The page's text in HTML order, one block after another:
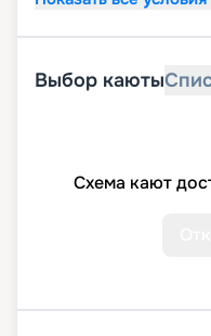
Выбор каюты
Схема кают